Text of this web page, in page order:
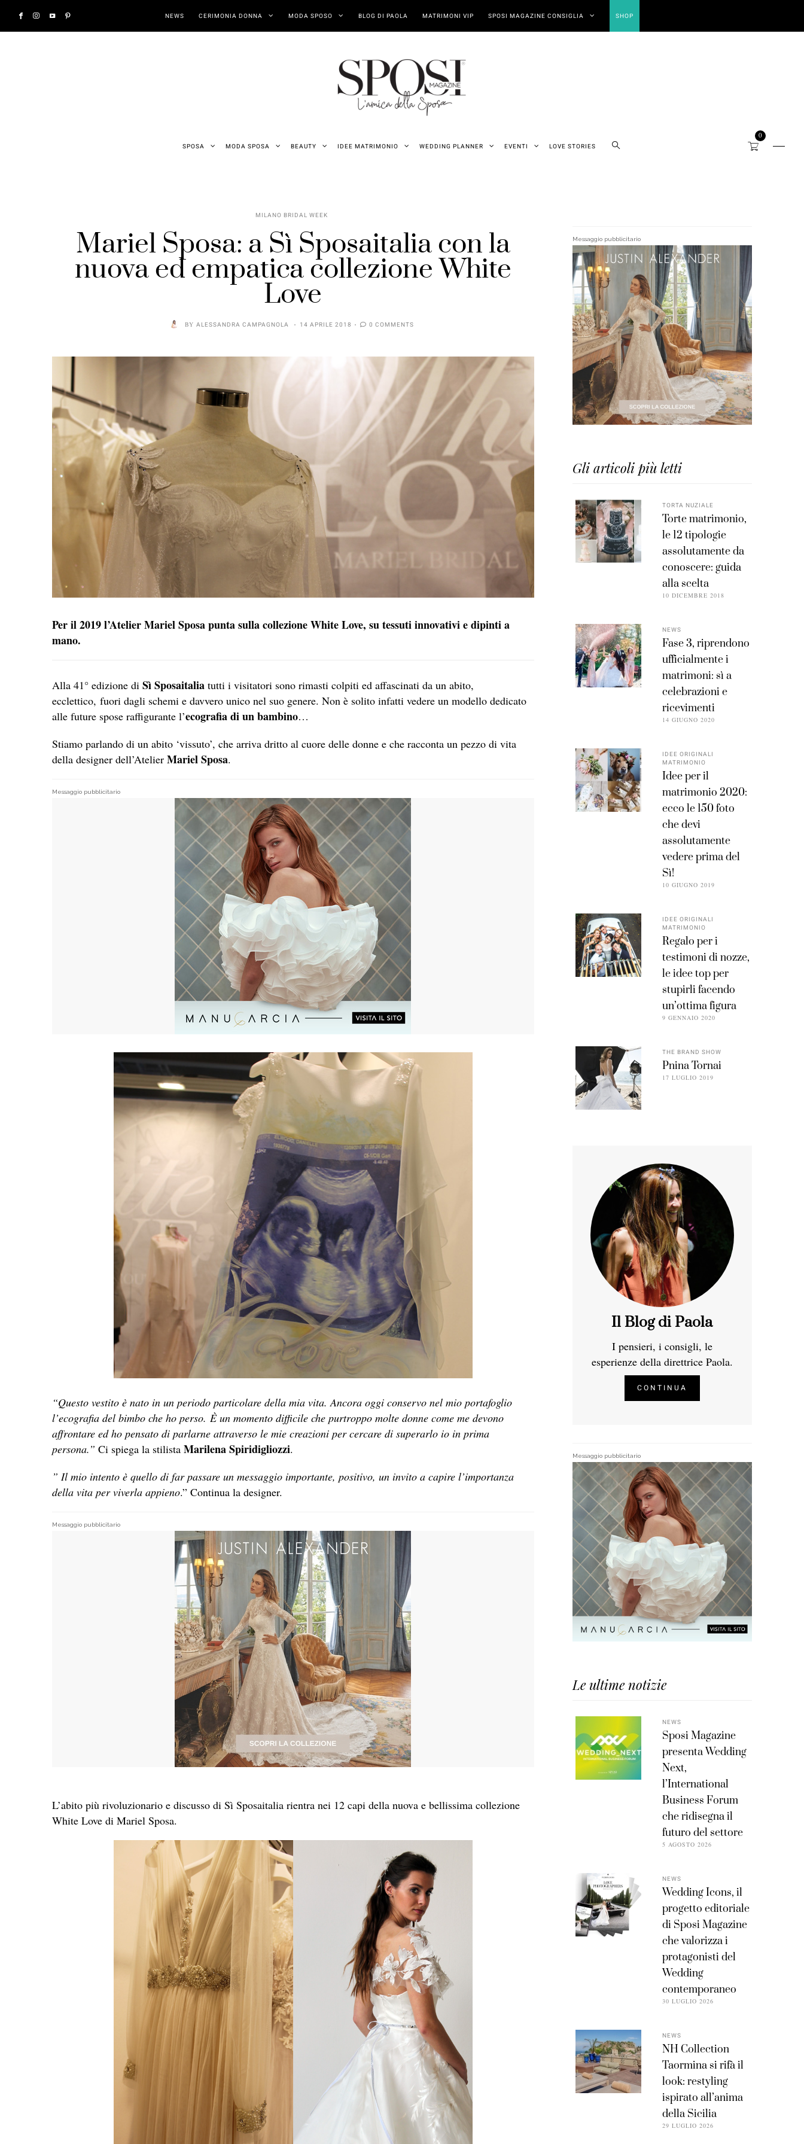
NEWS CERIMONIA DONNA MODA SPOSO BLOG DI PAOLA MATRIMONI VIP SPOSI MAGAZINE CONSIGLIA SHOP
SPOSA MODA SPOSA BEAUTY IDEE MATRIMONIO WEDDING PLANNER EVENTI LOVE STORIES
0
MILANO BRIDAL WEEK
Mariel Sposa: a Sì Sposaitalia con la
nuova ed empatica collezione White
Love
BY ALESSANDRA CAMPAGNOLA 14 APRILE 2018 0 COMMENTS
Per il 2019 l’Atelier Mariel Sposa punta sulla collezione White Love, su tessuti innovativi e dipinti a
mano.
Alla 41° edizione di Sì Sposaitalia tutti i visitatori sono rimasti colpiti ed affascinati da un abito,
ecclettico, fuori dagli schemi e davvero unico nel suo genere. Non è solito infatti vedere un modello dedicato
alle future spose raffigurante l’ecografia di un bambino…
Stiamo parlando di un abito ‘vissuto’, che arriva dritto al cuore delle donne e che racconta un pezzo di vita
della designer dell’Atelier Mariel Sposa.
Messaggio pubblicitario
“Questo vestito è nato in un periodo particolare della mia vita. Ancora oggi conservo nel mio portafoglio
l’ecografia del bimbo che ho perso. È un momento difficile che purtroppo molte donne come me devono
affrontare ed ho pensato di parlarne attraverso le mie creazioni per cercare di superarlo io in prima
persona.” Ci spiega la stilista Marilena Spiridigliozzi.
” Il mio intento è quello di far passare un messaggio importante, positivo, un invito a capire l’importanza
della vita per viverla appieno.” Continua la designer.
Messaggio pubblicitario
L’abito più rivoluzionario e discusso di Sì Sposaitalia rientra nei 12 capi della nuova e bellissima collezione
White Love di Mariel Sposa.
Messaggio pubblicitario
Gli articoli più letti
TORTA NUZIALE
Torte matrimonio,
le 12 tipologie
assolutamente da
conoscere: guida
alla scelta
10 DICEMBRE 2018
NEWS
Fase 3, riprendono
ufficialmente i
matrimoni: sì a
celebrazioni e
ricevimenti
14 GIUGNO 2020
IDEE ORIGINALI
MATRIMONIO
Idee per il
matrimonio 2020:
ecco le 150 foto
che devi
assolutamente
vedere prima del
Sì!
10 GIUGNO 2019
IDEE ORIGINALI
MATRIMONIO
Regalo per i
testimoni di nozze,
le idee top per
stupirli facendo
un’ottima figura
9 GENNAIO 2020
THE BRAND SHOW
Pnina Tornai
17 LUGLIO 2019
Il Blog di Paola
I pensieri, i consigli, le
esperienze della direttrice Paola.
CONTINUA
Messaggio pubblicitario
Le ultime notizie
NEWS
Sposi Magazine
presenta Wedding
Next,
l’International
Business Forum
che ridisegna il
futuro del settore
5 AGOSTO 2026
NEWS
Wedding Icons, il
progetto editoriale
di Sposi Magazine
che valorizza i
protagonisti del
Wedding
contemporaneo
30 LUGLIO 2026
NEWS
NH Collection
Taormina si rifà il
look: restyling
ispirato all’anima
della Sicilia
29 LUGLIO 2026